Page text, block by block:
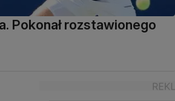
Pokonał rozstawionego